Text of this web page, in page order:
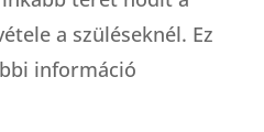
a szüléseknél. Ez
információ: